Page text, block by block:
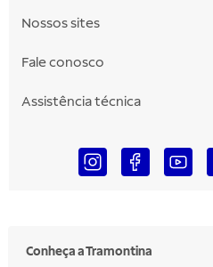
Nossos sites
Fale conosco
Assistência técnica
Conheça a Tramontina